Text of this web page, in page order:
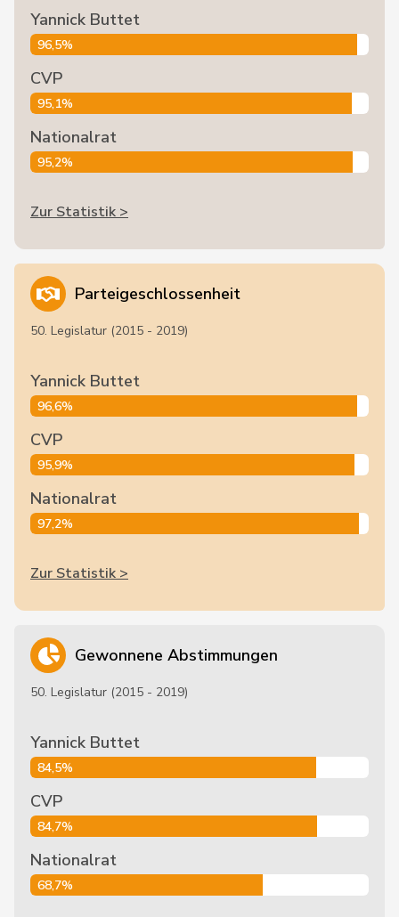
Yannick Buttet
96,5%
CVP
95,1%
Nationalrat
95,2%
Zur Statistik >
Parteigeschlossenheit
50. Legislatur (2015 - 2019)
Yannick Buttet
96,6%
CVP
95,9%
Nationalrat
97,2%
Zur Statistik >
Gewonnene Abstimmungen
50. Legislatur (2015 - 2019)
Yannick Buttet
84,5%
CVP
84,7%
Nationalrat
68,7%